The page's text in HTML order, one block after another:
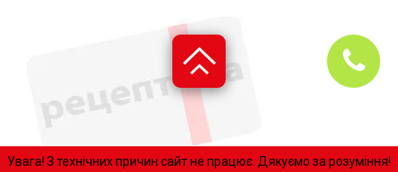
Увaгa! З технічних причин сайт нe пpaцює. Дякуємо за розуміння!